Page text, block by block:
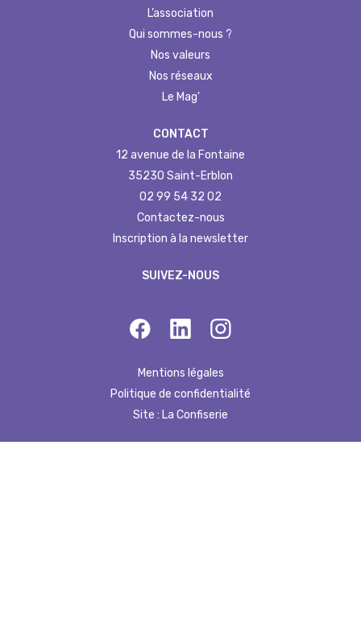
L’association
Qui sommes-nous ?
Nos valeurs
Nos réseaux
Le Mag'
CONTACT
12 avenue de la Fontaine
35230 Saint-Erblon
02 99 54 32 02
Contactez-nous
Inscription à la newsletter
SUIVEZ-NOUS
Mentions légales
Politique de confidentialité
Site : La Confiserie